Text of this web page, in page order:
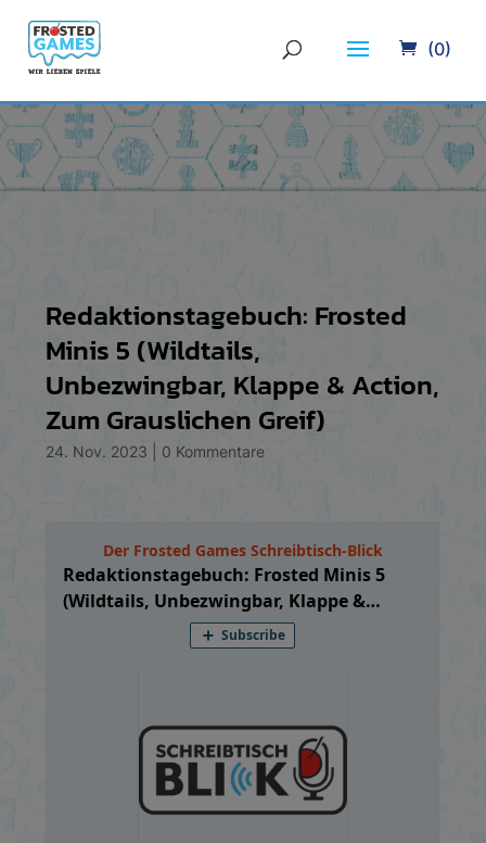
(0)
Redaktionstagebuch: Frosted
Minis 5 (Wildtails,
Unbezwingbar, Klappe & Action,
Zum Grauslichen Greif)
24. Nov. 2023 0 Kommentare